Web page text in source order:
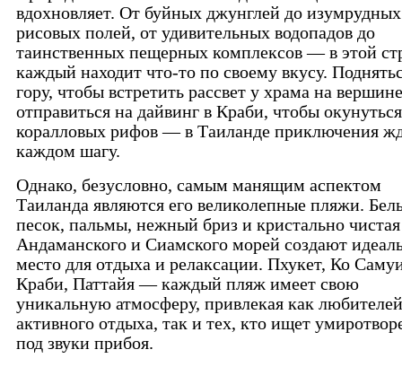
вдохновляет. От буйных джунглей до изумрудных
рисовых полей, от удивительных водопадов до
таинственных пещерных комплексов — в этой
каждый находит что-то по своему вкусу.
гору, чтобы встретить рассвет у храма на
отправиться на дайвинг в Краби, чтобы
коралловых рифов — в Таиланде приключения
каждом шагу.
Однако, безусловно, самым манящим аспектом
Таиланда являются его великолепные пляжи.
песок, пальмы, нежный бриз и кристально чистая
Андаманского и Сиамского морей создают
место для отдыха и релаксации. Пхукет, Ко
Краби, Паттайя — каждый пляж имеет свою
уникальную атмосферу, привлекая как любителей
активного отдыха, так и тех, кто ищет
под звуки прибоя.